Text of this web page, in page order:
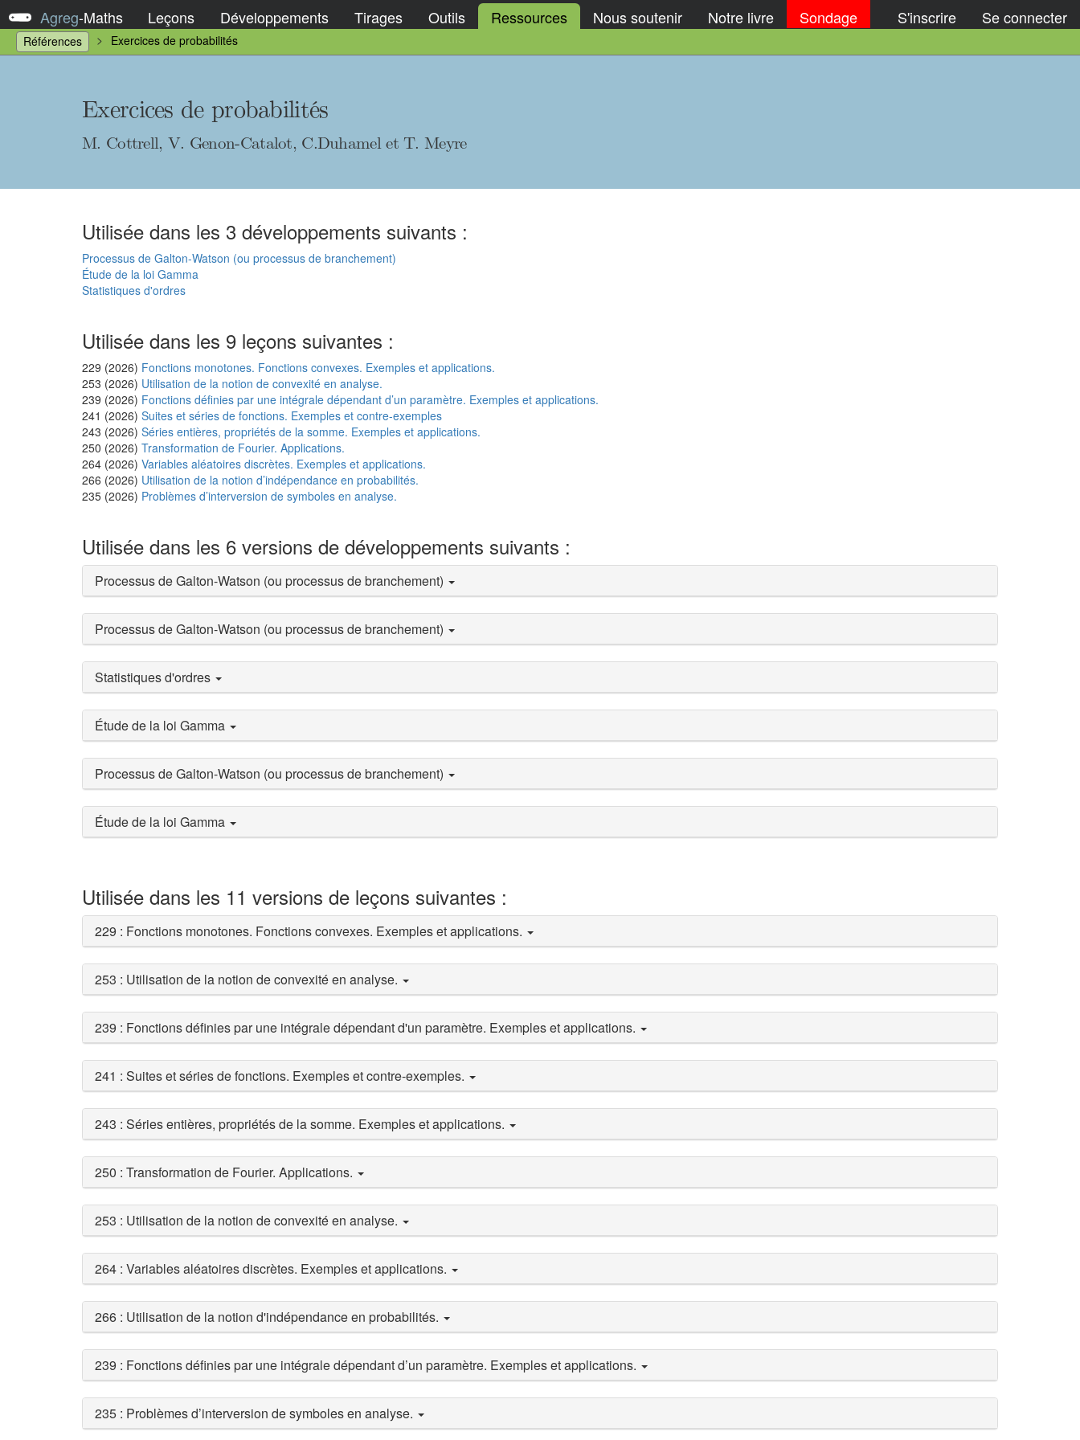
Agreg-Maths Leçons Développements Tirages Outils Ressources Nous soutenir Notre livre Sondage S'inscrire Se connecter
Références Exercices de probabilités
Exercices de probabilités
M. Cottrell, V. Genon-Catalot, C.Duhamel et T. Meyre
Utilisée dans les 3 développements suivants :
Processus de Galton-Watson (ou processus de branchement)
Étude de la loi Gamma
Statistiques d'ordres
Utilisée dans les 9 leçons suivantes :
229 (2026) Fonctions monotones. Fonctions convexes. Exemples et applications.
253 (2026) Utilisation de la notion de convexité en analyse.
239 (2026) Fonctions définies par une intégrale dépendant d’un paramètre. Exemples et applications.
241 (2026) Suites et séries de fonctions. Exemples et contre-exemples
243 (2026) Séries entières, propriétés de la somme. Exemples et applications.
250 (2026) Transformation de Fourier. Applications.
264 (2026) Variables aléatoires discrètes. Exemples et applications.
266 (2026) Utilisation de la notion d’indépendance en probabilités.
235 (2026) Problèmes d’interversion de symboles en analyse.
Utilisée dans les 6 versions de développements suivants :
Processus de Galton-Watson (ou processus de branchement)
Processus de Galton-Watson (ou processus de branchement)
Statistiques d'ordres
Étude de la loi Gamma
Processus de Galton-Watson (ou processus de branchement)
Étude de la loi Gamma
Utilisée dans les 11 versions de leçons suivantes :
229 : Fonctions monotones. Fonctions convexes. Exemples et applications.
253 : Utilisation de la notion de convexité en analyse.
239 : Fonctions définies par une intégrale dépendant d'un paramètre. Exemples et applications.
241 : Suites et séries de fonctions. Exemples et contre-exemples.
243 : Séries entières, propriétés de la somme. Exemples et applications.
250 : Transformation de Fourier. Applications.
253 : Utilisation de la notion de convexité en analyse.
264 : Variables aléatoires discrètes. Exemples et applications.
266 : Utilisation de la notion d'indépendance en probabilités.
239 : Fonctions définies par une intégrale dépendant d’un paramètre. Exemples et applications.
235 : Problèmes d’interversion de symboles en analyse.